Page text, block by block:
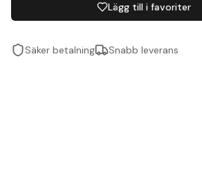
Lägg till i favoriter
Säker betalning Snabb leverans